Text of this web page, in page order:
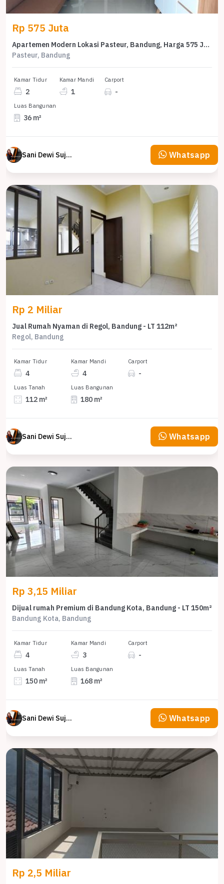
Rp 575 Juta
Apartemen Modern Lokasi Pasteur, Bandung, Harga 575 Juta
Pasteur, Bandung
Kamar Tidur
2
Kamar Mandi
1
Carport
-
Luas Bangunan
36 m²
Sani Dewi Sujono Whatsapp
Rp 2 Miliar
Jual Rumah Nyaman di Regol, Bandung - LT 112m²
Regol, Bandung
Kamar Tidur
4
Kamar Mandi
4
Carport
-
Luas Tanah
112 m²
Luas Bangunan
180 m²
Sani Dewi Sujono Whatsapp
Rp 3,15 Miliar
Dijual rumah Premium di Bandung Kota, Bandung - LT 150m²
Bandung Kota, Bandung
Kamar Tidur
4
Kamar Mandi
3
Carport
-
Luas Tanah
150 m²
Luas Bangunan
168 m²
Sani Dewi Sujono Whatsapp
Rp 2,5 Miliar